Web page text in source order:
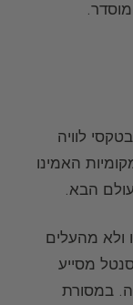
לוויה
האמינו
הבא.
ולא מהעלים
מסייע
במסורת